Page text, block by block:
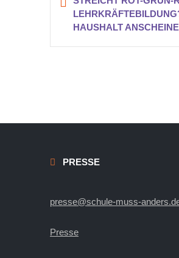
HAUSHALT
PRESSE
presse@schule-muss-
Presse